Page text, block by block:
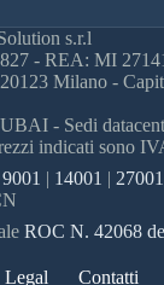
s.r.l
- REA: MI
Milano -
- Sedi
indicati sono
9001 | 14001 | 27001
ROC N. 42068
Legal Contatti